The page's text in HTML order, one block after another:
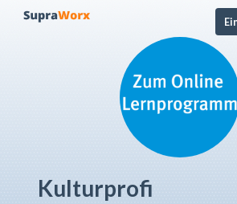
Kulturprofi